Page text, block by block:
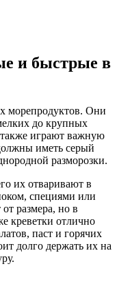
и быстрые в
морепродуктов. Они
до крупных
играют важную
иметь серый
разморозки.
их отваривают в
специями или
размера, но в
креветки отлично
паст и горячих
долго держать их на